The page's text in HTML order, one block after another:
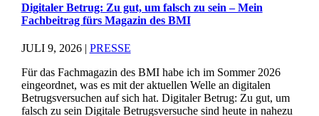
Digitaler Betrug: Zu gut, um falsch zu sein – Mein
Fachbeitrag fürs Magazin des BMI
JULI 9, 2026| PRESSE
Für das Fachmagazin des BMI habe ich im Sommer 2026
eingeordnet, was es mit der aktuellen Welle an digitalen
Betrugsversuchen auf sich hat. Digitaler Betrug: Zu gut, um
falsch zu sein Digitale Betrugsversuche sind heute in nahezu